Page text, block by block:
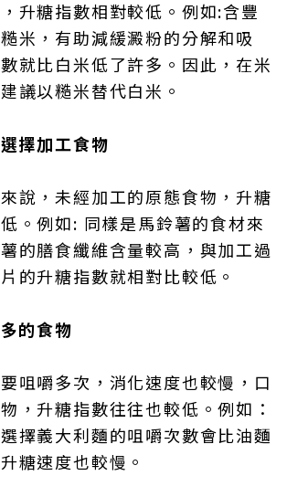
升糖指數相對較低。例如:含豐
米，有助減緩澱粉的分解和吸
就比白米低了許多。因此，在米
議以糙米替代白米。
擇加工食物
說，未經加工的原態食物，升糖
。例如: 同樣是馬鈴薯的食材來
的膳食纖維含量較高，與加工過
的升糖指數就相對比較低。
的食物
咀嚼多次，消化速度也較慢，口
，升糖指數往往也較低。例如：
擇義大利麵的咀嚼次數會比油麵
糖速度也較慢。